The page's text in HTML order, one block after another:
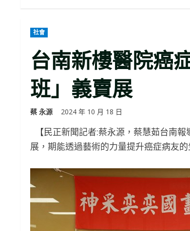
社會
台南新樓醫院癌
班」義賣展
蔡 永源 2024 年 10 月 18 日
【民正新聞記者:蔡永源，蔡慧茹台南
展，期能透過藝術的力量提升癌症病友